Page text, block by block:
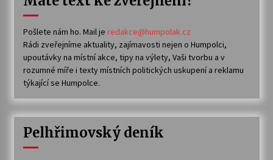
Pošlete nám ho. Mail je redakce@humpolak.cz
Rádi zveřejníme aktuality, zajímavosti nejen o Humpolci,
upoutávky na místní akce, tipy na výlety, Vaši tvorbu a v
rozumné míře i texty místních politických uskupení a reklamu
týkající se Humpolce.
Pelhřimovský deník